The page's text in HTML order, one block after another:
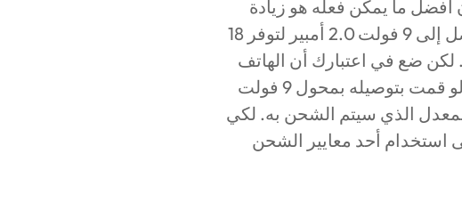
أفضل ما يمكن فعله هو زيادة
كمية الماء في الحاوية أ، ومن حيث الشحن يعني هذا زيادة الجهد كزيادة تصل إلى 9 فولت 2.0 أمبير لتوفر 18
مقارنة بمعدل 15 وات التي يعطيها جهد 5 فولت 3.0 أمبير. لكن ضع في اعتبارك أن الهاتف
يستهلك فقط نفس القدر من الطاقة المصممة لدائرة الشحن به. لذا حتى لو قمت بتوصيله بمحول 9 فولت
مع 5 فولت 3.0 أمبير فهذا هو المعدل الذي سيتم الشحن به. لكي
استخدام أحد معايير الشحن